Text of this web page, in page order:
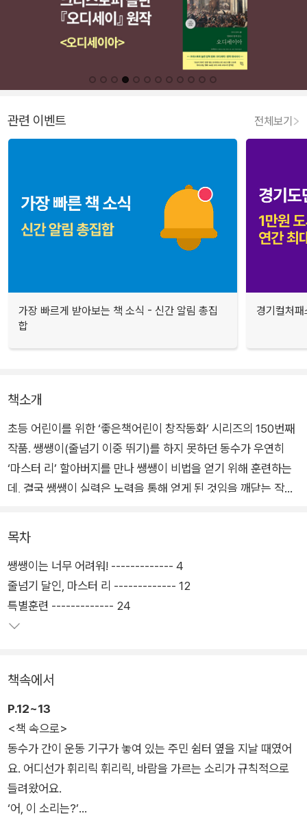
관련 이벤트 전체보기
가장 빠르게 받아보는 책 소식 - 신간 알림 총집
합
경기컬처
책소개
초등 어린이를 위한 ‘좋은책어린이 창작동화’ 시리즈의 150번째
작품. 쌩쌩이(줄넘기 이중 뛰기)를 하지 못하던 동수가 우연히
‘마스터 리’ 할아버지를 만나 쌩쌩이 비법을 얻기 위해 훈련하는
데, 결국 쌩쌩이 실력은 노력을 통해 얻게 된 것임을 깨닫는 작품
이 책을 쓴 김다해 작가는 기본기부터 차근차근 실력을 쌓으며 성
장하기도 전에 자신의 능력을 믿지 못하고 지레 포기해 버리는 태
도는 바람직하지 않으며, 어떤 일이든 중간에 그만두지 않고 끝까
지 노력하면 이룰 수 있으니, 할 수 있다는 자신감을 북돋아 주고
싶다고 이야기한다.
목차
쌩쌩이는 너무 어려워! ------------- 4
줄넘기 달인, 마스터 리 ------------- 12
특별훈련 ------------- 24
책속에서
P.12~13
<책 속으로>
동수가 간이 운동 기구가 놓여 있는 주민 쉼터 옆을 지날 때였어
요. 어디선가 휘리릭 휘리릭, 바람을 가르는 소리가 규칙적으로
들려왔어요.
‘어, 이 소리는?’